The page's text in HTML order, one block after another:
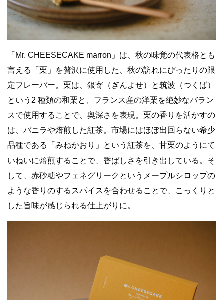
「Mr. CHEESECAKE marron」は、秋の味覚の代表格とも
言える「栗」を贅沢に使用した、秋の訪れにぴったりの限
定フレーバー。栗は、銀寄（ぎんよせ）と筑波（つくば）
という2 種類の和栗と、フランス産の洋栗を絶妙なバラン
スで使用することで、奥深さを表現。栗の香りを活かすの
は、バニラや焙煎した紅茶。市場にはほぼ出回らない希少
品種である「みねかおり」という紅茶を、甘栗のようにて
いねいに焙煎することで、香ばしさを引き出している。そ
して、赤砂糖やフェネグリークというメープルシロップの
ような香りのするスパイスを合わせることで、こっくりと
した旨味が感じられる仕上がりに。